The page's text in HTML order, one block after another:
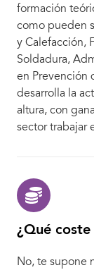
formación
como pueden
y Calefacción,
Soldadura,
en Prevención
desarrolla la
altura, con
sector trabajar
¿Qué
No, te supone